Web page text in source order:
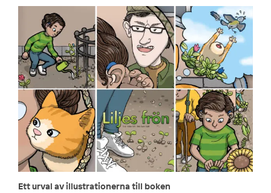
Ett urval av illustrationerna till boken